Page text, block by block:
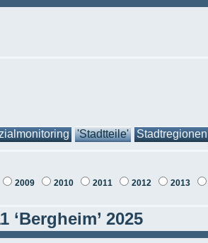
'Stadtteile' Stadtregionen
2009 2010 2011 2012 2013
‘Bergheim’ 2025